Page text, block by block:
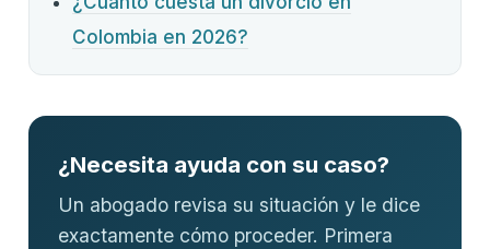
Colombia en 2026?
¿Necesita ayuda con su caso?
Un abogado revisa su situación y le dice
exactamente cómo proceder. Primera